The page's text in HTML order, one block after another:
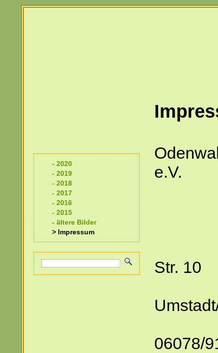
- 2020
- 2019
- 2018
- 2017
- 2016
- 2015
- ältere Bilder
> Impressum
e.V.
Str. 10
06078/